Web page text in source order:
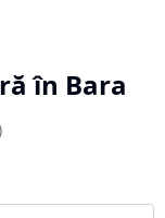
în Bara